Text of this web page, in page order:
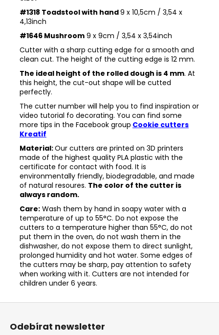
#1318 Toadstool with hand9 x 10,5cm / 3,54 x
4,13inch
#1646 Mushroom 9 x 9cm / 3,54 x 3,54inch
Cutter with a sharp cutting edge for a smooth and
clean cut. The height of the cutting edge is 12 mm.
The ideal height of the rolled dough is 4 mm. At
this height, the cut-out shape will be cutted
perfectly.
The cutter number will help you to find inspiration or
video tutorial fo decorating. You can find some
more tips in the Facebook group Cookie cutters
Kreatif
Material:Our cutters are printed on 3D printers
made of the highest quality PLA plastic with the
certificate for contact with food. It is
environmentally friendly, biodegradable, and made
of natural resoures. The color of the cutter is
always random.
Care: Wash them by hand in soapy water with a
temperature of up to 55°C. Do not expose the
cutters to a temperature higher than 55°C, do not
put them in the oven, do not wash them in the
dishwasher, do not expose them to direct sunlight,
prolonged humidity and hot water. Some edges of
the cutters may be sharp, pay attention to safety
when working with it. Cutters are not intended for
children under 6 years.
Z
Odebírat newsletter